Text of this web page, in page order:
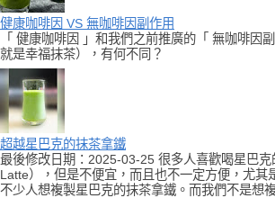
健康咖啡因 VS 無咖啡因副作用
「 健康咖啡因 」和我們之前推廣的「 無咖啡因
就是幸福抹茶），有何不同？
超越星巴克的抹茶拿鐵
最後修改日期：2025-03-25 很多人喜歡喝星巴
Latte），但是不便宜，而且也不一定方便，尤其
不少人想複製星巴克的抹茶拿鐵。而我們不是想